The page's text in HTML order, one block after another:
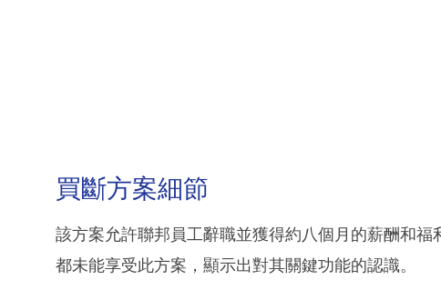
買斷方案細節
該方案允許聯邦員工辭職並獲得約八個月的薪酬和
都未能享受此方案，顯示出對其關鍵功能的認識。